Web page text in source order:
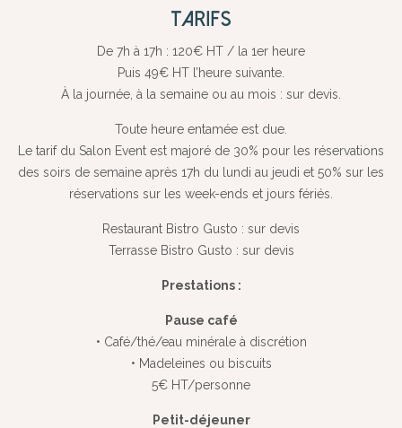
TARIFS
De 7h à 17h : 120€ HT / la 1er heure
Puis 49€ HT l’heure suivante.
À la journée, à la semaine ou au mois : sur devis.
Toute heure entamée est due.
Le tarif du Salon Event est majoré de 30% pour les réservations
des soirs de semaine après 17h du lundi au jeudi et 50% sur les
réservations sur les week-ends et jours fériés.
Restaurant Bistro Gusto : sur devis
Terrasse Bistro Gusto : sur devis
Prestations :
Pause café
• Café/thé/eau minérale à discrétion
• Madeleines ou biscuits
5€ HT/personne
Petit-déjeuner